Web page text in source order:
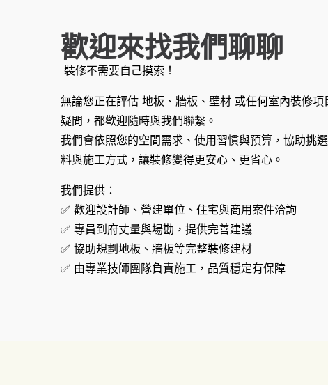
歡迎來找我們聊聊
裝修不需要自己摸索！
無論您正在評估 地板、牆板、壁材 或任何室內裝修項
疑問，都歡迎隨時與我們聯繫。
我們會依照您的空間需求、使用習慣與預算，協助挑
料與施工方式，讓裝修變得更安心、更省心。
我們提供：
✅ 歡迎設計師、營建單位、住宅與商用案件洽詢
✅ 專員到府丈量與場勘，提供完善建議
✅ 協助規劃地板、牆板等完整裝修建材
✅ 由專業技師團隊負責施工，品質穩定有保障